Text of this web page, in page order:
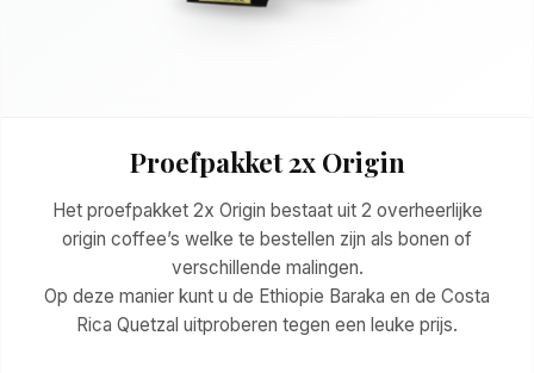
Proefpakket 2x Origin
Het proefpakket 2x Origin bestaat uit 2 overheerlijke
origin coffee’s welke te bestellen zijn als bonen of
verschillende malingen.
Op deze manier kunt u de Ethiopie Baraka en de Costa
Rica Quetzal uitproberen tegen een leuke prijs.